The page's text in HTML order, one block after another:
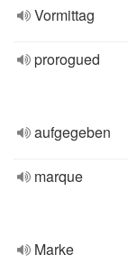
Vormittag
prorogued
aufgegeben
marque
Marke